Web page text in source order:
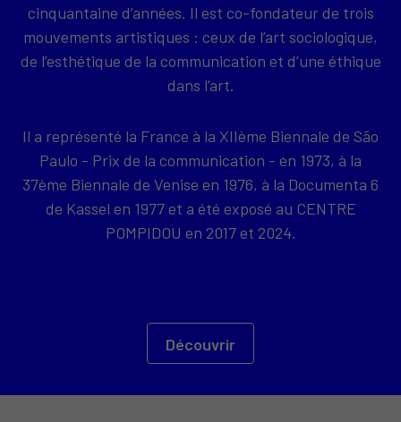
cinquantaine d’années. Il est co-fondateur de trois
mouvements artistiques : ceux de l’art sociologique,
de l’esthétique de la communication et d’une éthique
dans l’art.
Il a représenté la France à la XIIème Biennale de São
Paulo - Prix de la communication - en 1973, à la
37ème Biennale de Venise en 1976, à la Documenta 6
de Kassel en 1977 et a été exposé au CENTRE
POMPIDOU en 2017 et 2024.
Découvrir